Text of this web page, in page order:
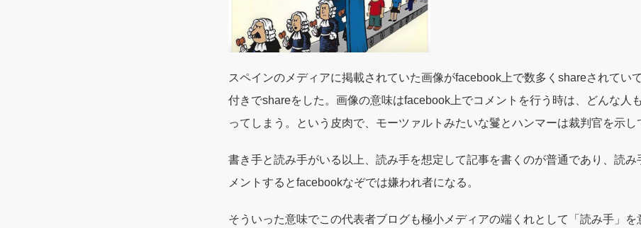
スペインのメディアに掲載されていた画像がfacebook上で数多くshareされてい
付きでshareをした。画像の意味はfacebook上でコメントを行う時は、どんな人
ってしまう。という皮肉で、モーツァルトみたいな鬘とハンマーは裁判官を示し
書き手と読み手がいる以上、読み手を想定して記事を書くのが普通であり、読み
メントするとfacebookなぞでは嫌われ者になる。
そういった意味でこの代表者ブログも極小メディアの端くれとして「読み手」を